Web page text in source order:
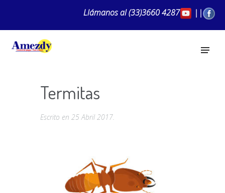
Llámanos al(33)3660 4287 ||
Termitas
Escrito en 25 Abril 2017.